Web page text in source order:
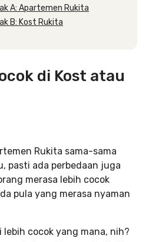
A: Apartemen Rukita
B: Kost Rukita
di Kost atau
Rukita sama-sama
pasti ada perbedaan juga
merasa lebih cocok
pula yang merasa nyaman
lebih cocok yang mana, nih?